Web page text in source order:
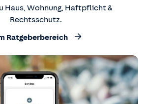
Haus, Wohnung, Haftpflicht &
Rechtsschutz.
Ratgeberbereich